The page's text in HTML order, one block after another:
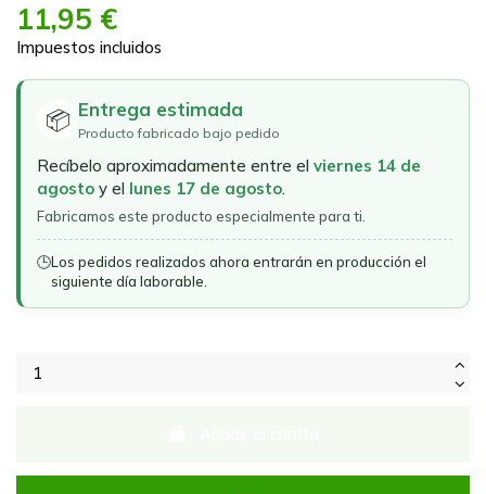
11,95 €
Impuestos incluidos
📦 Entrega estimada
Producto fabricado bajo pedido
Recíbelo aproximadamente entre el viernes 14 de
agosto y el lunes 17 de agosto.
Fabricamos este producto especialmente para ti.
🕒Los pedidos realizados ahora entrarán en producción el
siguiente día laborable.